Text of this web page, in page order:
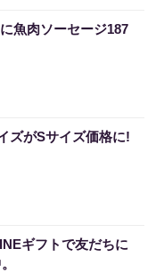
魚肉ソーセージ187
ズがSサイズ価格に!
ギフトで友だちに